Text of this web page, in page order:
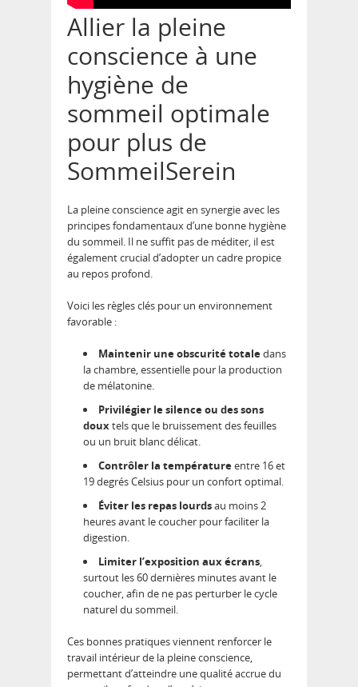
Allier la pleine
conscience à une
hygiène de
sommeil optimale
pour plus de
SommeilSerein
La pleine conscience agit en synergie avec les
principes fondamentaux d’une bonne hygiène
du sommeil. Il ne suffit pas de méditer, il est
également crucial d’adopter un cadre propice
au repos profond.
Voici les règles clés pour un environnement
favorable :
Maintenir une obscurité totaledans
la chambre, essentielle pour la production
de mélatonine.
Privilégier le silence ou des sons
douxtels que le bruissement des feuilles
ou un bruit blanc délicat.
Contrôler la températureentre 16 et
19 degrés Celsius pour un confort optimal.
Éviter les repas lourdsau moins 2
heures avant le coucher pour faciliter la
digestion.
Limiter l’exposition aux écrans,
surtout les 60 dernières minutes avant le
coucher, afin de ne pas perturber le cycle
naturel du sommeil.
Ces bonnes pratiques viennent renforcer le
travail intérieur de la pleine conscience,
permettant d’atteindre une qualité accrue du